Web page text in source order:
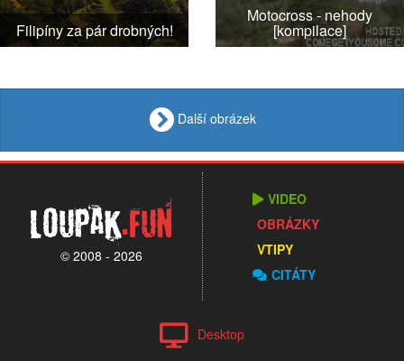
Filipíny za pár drobných!
Motocross - nehody
[kompilace]
Další obrázek
Loupak.fun
© 2008 - 2026
VIDEO
OBRÁZKY
VTIPY
CITÁTY
Desktop